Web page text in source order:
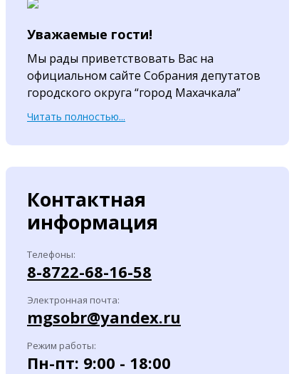
Уважаемые гости!
Мы рады приветствовать Вас на
официальном сайте Собрания депутатов
городского округа “город Махачкала”
Читать полностью...
Контактная
информация
Телефоны:
8-8722-68-16-58
Электронная почта:
mgsobr@yandex.ru
Режим работы:
Пн-пт: 9:00 - 18:00